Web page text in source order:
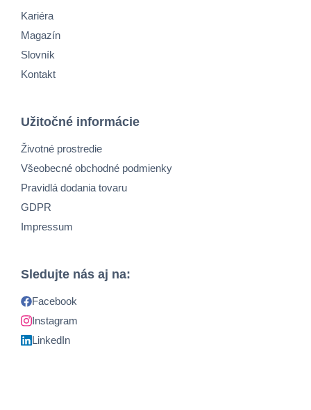
Kariéra
Magazín
Slovník
Kontakt
Užitočné informácie
Životné prostredie
Všeobecné obchodné podmienky
Pravidlá dodania tovaru
GDPR
Impressum
Sledujte nás aj na:
Facebook
Instagram
LinkedIn